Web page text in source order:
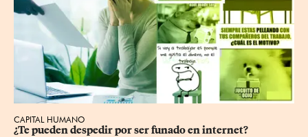
CAPITAL HUMANO
¿Te pueden despedir por ser funado en internet?